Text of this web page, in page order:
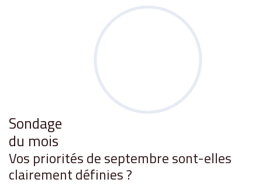
Sondage
du mois
Vos priorités de septembre sont-elles
clairement définies ?